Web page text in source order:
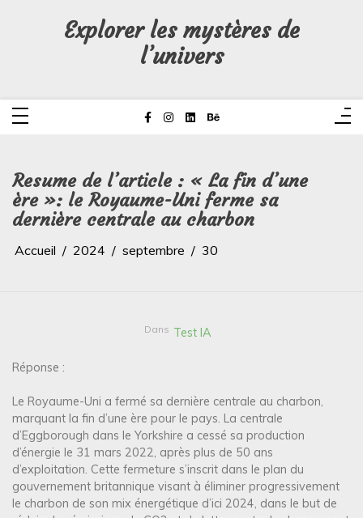
Explorer les mystères de
l’univers
Resume de l’article : « La fin d’une
ère »: le Royaume-Uni ferme sa
dernière centrale au charbon
Accueil 2024 septembre 30
Dans Test IA
Réponse :
Le Royaume-Uni a fermé sa dernière centrale au charbon,
marquant la fin d’une ère pour le pays. La centrale
d’Eggborough dans le Yorkshire a cessé sa production
d’énergie le 31 mars 2022, après plus de 50 ans
d’exploitation. Cette fermeture s’inscrit dans le plan du
gouvernement britannique visant à éliminer progressivement
le charbon de son mix énergétique d’ici 2024, dans le but de